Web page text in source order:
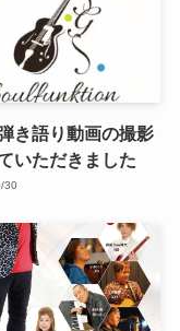
き語り動画の撮影
いただきました
30